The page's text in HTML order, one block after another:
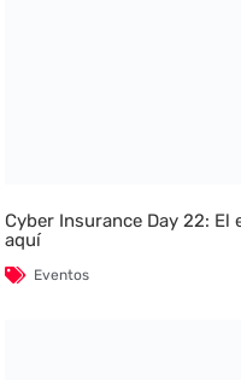
Cyber Insurance Day 22:
aquí
Eventos